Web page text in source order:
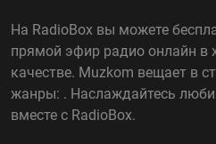
На RadioBox вы можете
прямой эфир радио онлайн в
качестве. Muzkom вещает в
жанры: . Наслаждайтесь
вместе с RadioBox.